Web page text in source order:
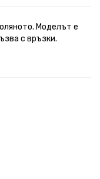
Моделът е
с връзки.